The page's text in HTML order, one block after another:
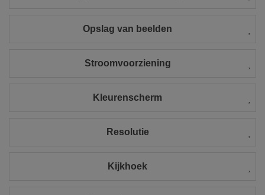
Opslag van beelden
Stroomvoorziening
Kleurenscherm
Resolutie
Kijkhoek